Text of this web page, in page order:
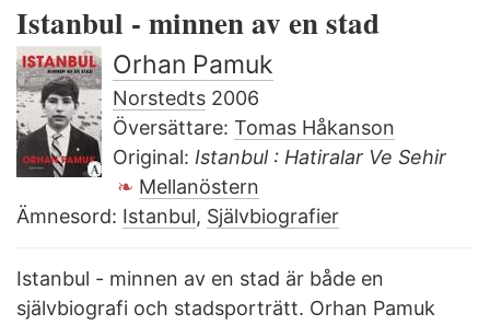
Istanbul - minnen av en stad
Orhan Pamuk
Norstedts 2006
Översättare: Tomas Håkanson
Original: Istanbul : Hatiralar Ve Sehir
Mellanöstern
Ämnesord: Istanbul, Självbiografier
Istanbul - minnen av en stad är både en
självbiografi och stadsporträtt. Orhan Pamuk